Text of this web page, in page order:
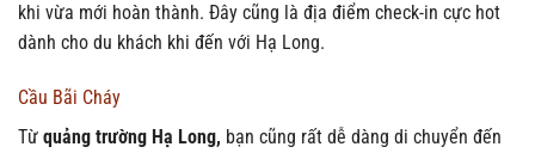
khi vừa mới hoàn thành. Đây cũng là địa điểm check-in cực hot
dành cho du khách khi đến với Hạ Long.
Cầu Bãi Cháy
Từ quảng trường Hạ Long, bạn cũng rất dễ dàng di chuyển đến